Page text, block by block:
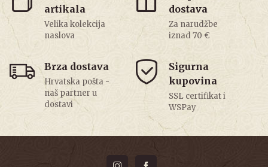
artikala
Velika kolekcija
naslova
dostava
Za narudžbe
iznad 70 €
Brza dostava
Hrvatska pošta -
naš partner u
dostavi
Sigurna
kupovina
SSL certifikat i
WSPay